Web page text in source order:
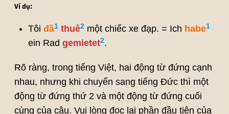
Ví dụ:
Tôi đã1 thuê2một chiếc xe đạp. = Ich habe1
ein Rad gemietet2.
Rõ ràng, trong tiếng Việt, hai động từ đứng cạnh
nhau, nhưng khi chuyển sang tiếng Đức thì một
động từ đứng thứ 2 và một động từ đứng cuối
cùng của câu. Vui lòng đọc lại phần đầu tiên của